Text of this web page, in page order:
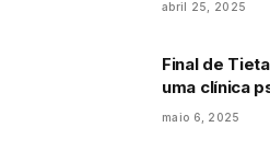
abril 25, 2025
Final de
uma clínica
pancadas
maio 6, 2025